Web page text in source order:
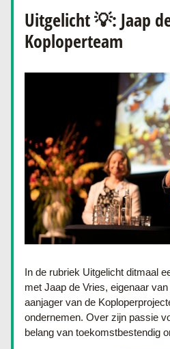
Uitgelicht 💡: Jaap
Koploperteam
In de rubriek Uitgelicht ditmaal
met Jaap de Vries, eigenaar
aanjager van de
ondernemen. Over zijn passie
belang van toekomstbestendig